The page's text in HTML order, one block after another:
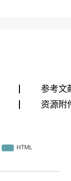
参考文
资源附